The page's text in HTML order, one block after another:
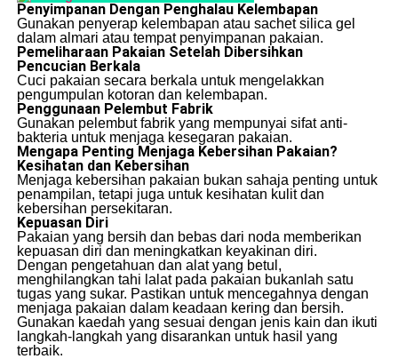
Penyimpanan Dengan Penghalau Kelembapan
Gunakan penyerap kelembapan atau sachet silica gel
dalam almari atau tempat penyimpanan pakaian.
Pemeliharaan Pakaian Setelah Dibersihkan
Pencucian Berkala
Cuci pakaian secara berkala untuk mengelakkan
pengumpulan kotoran dan kelembapan.
Penggunaan Pelembut Fabrik
Gunakan pelembut fabrik yang mempunyai sifat anti-
bakteria untuk menjaga kesegaran pakaian.
Mengapa Penting Menjaga Kebersihan Pakaian?
Kesihatan dan Kebersihan
Menjaga kebersihan pakaian bukan sahaja penting untuk
penampilan, tetapi juga untuk kesihatan kulit dan
kebersihan persekitaran.
Kepuasan Diri
Pakaian yang bersih dan bebas dari noda memberikan
kepuasan diri dan meningkatkan keyakinan diri.
Dengan pengetahuan dan alat yang betul,
menghilangkan tahi lalat pada pakaian bukanlah satu
tugas yang sukar. Pastikan untuk mencegahnya dengan
menjaga pakaian dalam keadaan kering dan bersih.
Gunakan kaedah yang sesuai dengan jenis kain dan ikuti
langkah-langkah yang disarankan untuk hasil yang
terbaik.